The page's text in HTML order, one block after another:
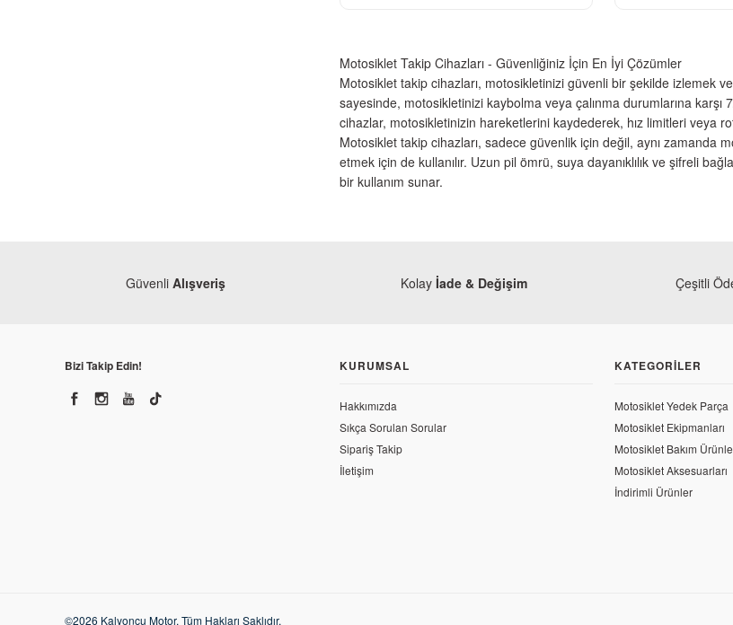
Motosiklet Takip Cihazları - Güvenliğiniz İçin En İyi Çözümler
Motosiklet takip cihazları, motosikletinizi güvenli bir şekilde izlemek
sayesinde, motosikletinizi kaybolma veya çalınma durumlarına
cihazlar, motosikletinizin hareketlerini kaydederek, hız limitleri veya
Motosiklet takip cihazları, sadece güvenlik için değil, aynı zamanda
etmek için de kullanılır. Uzun pil ömrü, suya dayanıklılık ve şifreli
bir kullanım sunar.
Güvenli Alışveriş Kolay İade & Değişim Çeşitli
Bizi Takip Edin! KURUMSAL
Hakkımızda
Sıkça Sorulan Sorular
Sipariş Takip
İletişim
KATEGORILER
Motosiklet Yedek Parça
Motosiklet Ekipmanları
Motosiklet Bakım
Motosiklet Aksesuarları
İndirimli Ürünler
©2026 Kalyoncu Motor. Tüm Hakları Saklıdır.